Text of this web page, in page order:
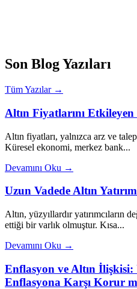
Son Blog Yazıları
Tüm Yazılar →
Altın Fiyatlarını
Altın fiyatları, yalnızca arz ve
Küresel ekonomi, merkez bank...
Devamını Oku →
Uzun Vadede Altın
Altın, yüzyıllardır yatırımcıların
ettiği bir varlık olmuştur. Kısa...
Devamını Oku →
Enflasyon ve Altın
Enflasyona Karşı Korur